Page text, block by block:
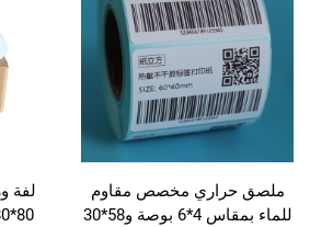
ملصق حراري مخصص مقاوم
للماء بمقاس 4*6 بوصة و58*30
لفة